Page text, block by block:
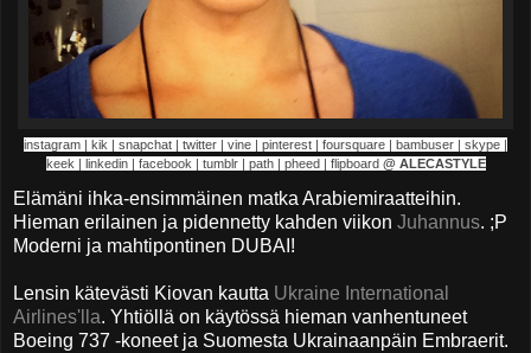
instagram | kik | snapchat | twitter | vine | pinterest | foursquare | bambuser | skype |
keek | linkedin | facebook | tumblr | path | pheed | flipboard @ ALECASTYLE
Elämäni ihka-ensimmäinen matka Arabiemiraatteihin.
Hieman erilainen ja pidennetty kahden viikon Juhannus. ;P
Moderni ja mahtipontinen DUBAI!
Lensin kätevästi Kiovan kautta Ukraine International
Airlines'lla. Yhtiöllä on käytössä hieman vanhentuneet
Boeing 737 -koneet ja Suomesta Ukrainaanpäin Embraerit.